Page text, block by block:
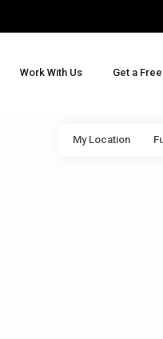
Work With Us Get a
My Location